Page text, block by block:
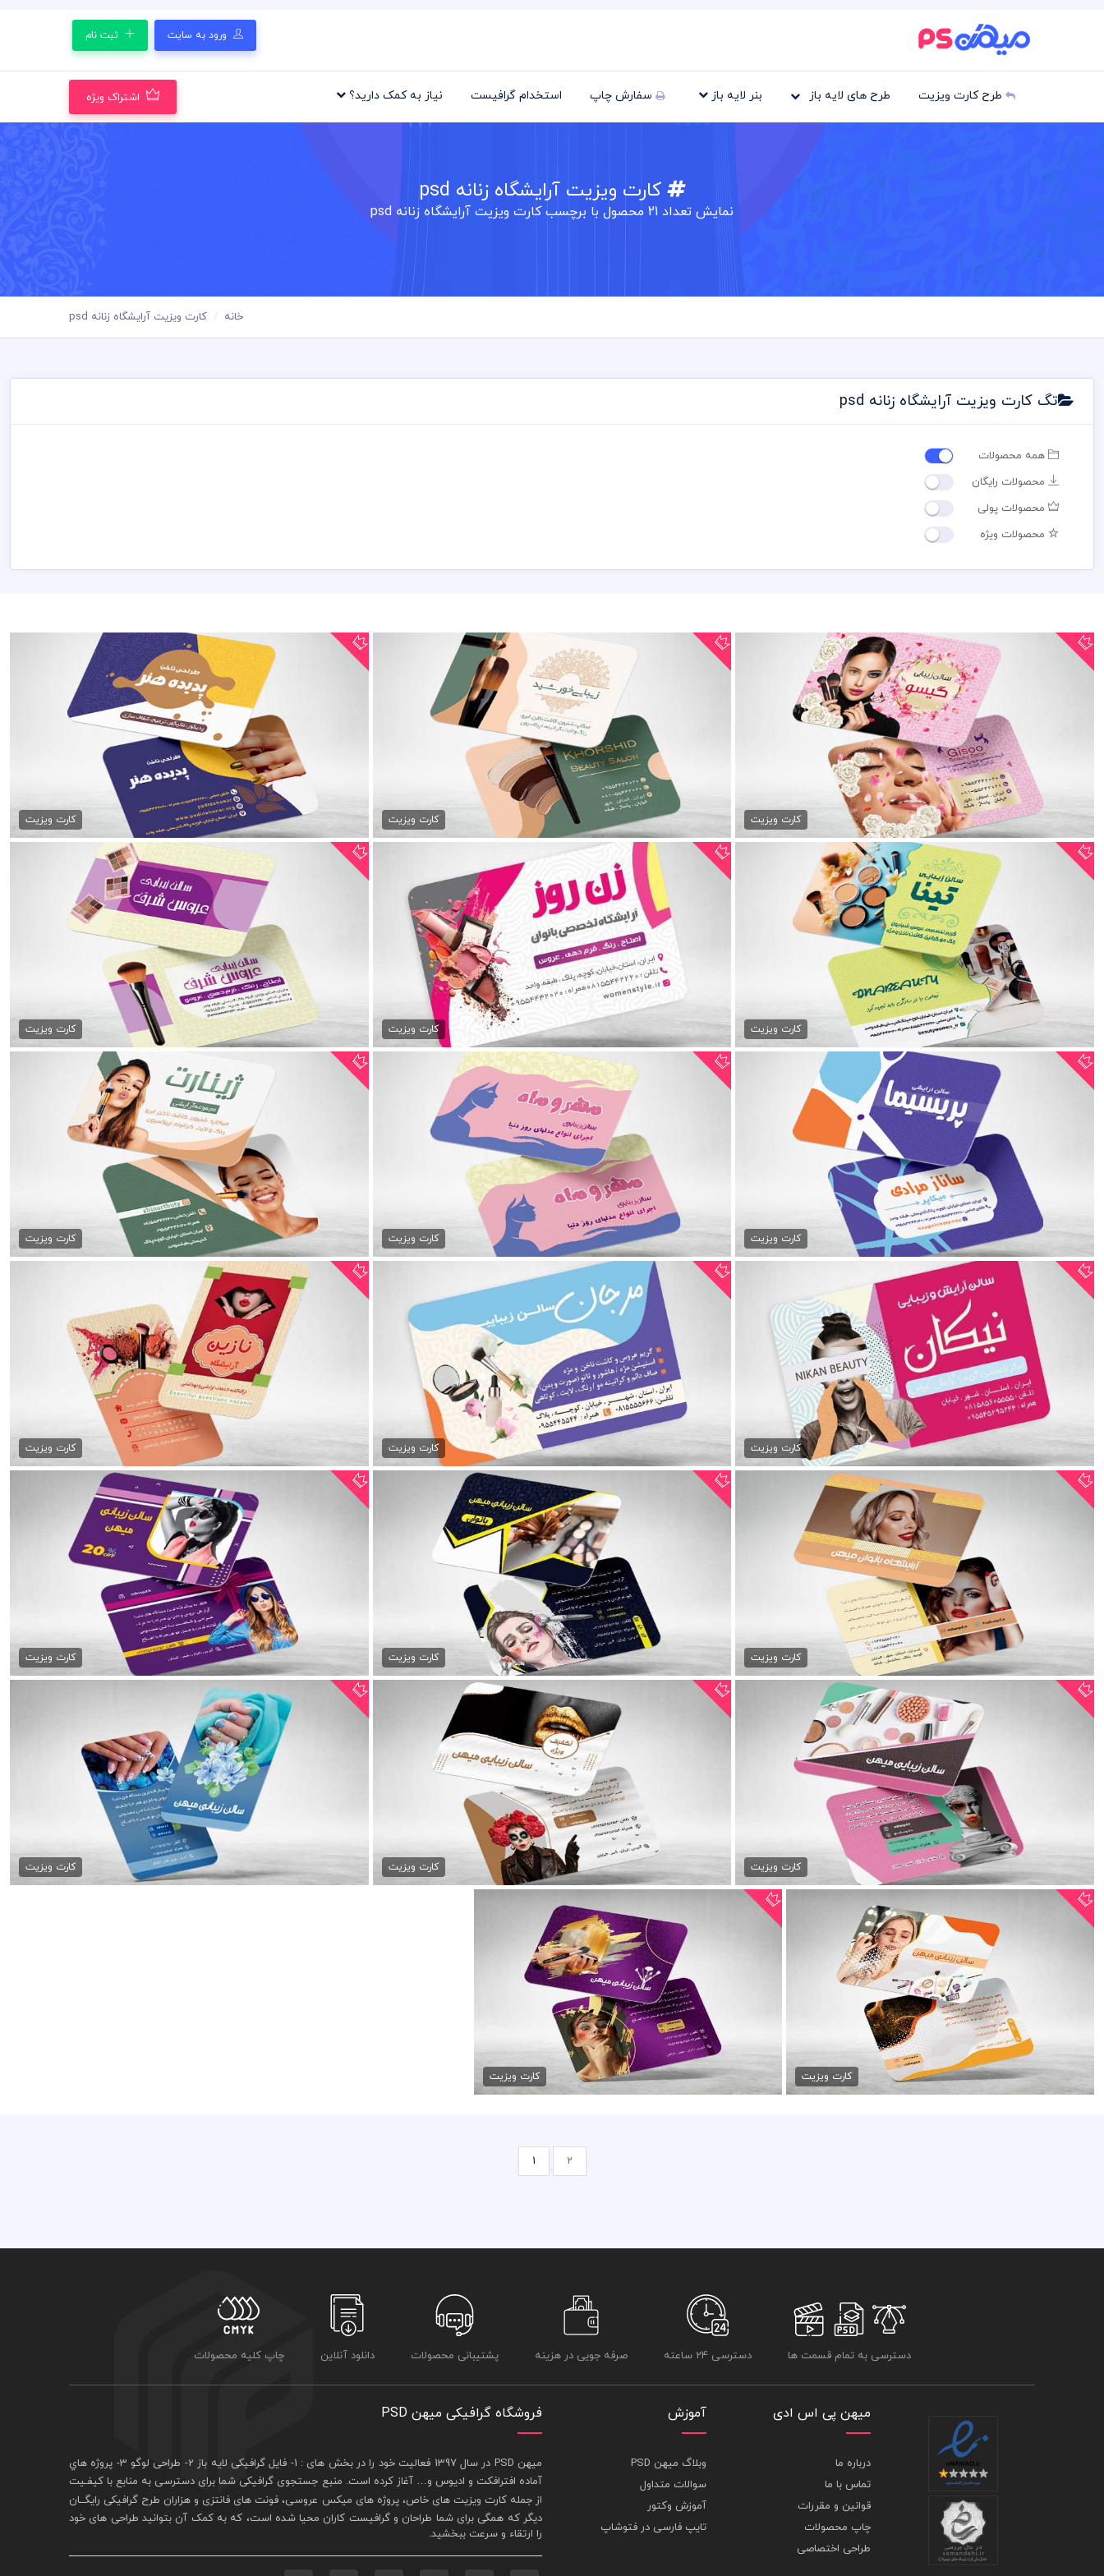
ورود به سایت ثبت نام
طرح کارت ویزیت طرح های لایه باز بنر لایه باز سفارش چاپ استخدام گرافیست نیاز به کمک دارید؟ اشتراک ویژه
کارت ویزیت آرایشگاه زنانه psd
نمایش تعداد 21 محصول با برچسب کارت ویزیت آرایشگاه زنانه psd
خانه کارت ویزیت آرایشگاه زنانه psd
تگ کارت ویزیت آرایشگاه زنانه psd
همه محصولات
محصولات رایگان
محصولات پولی
محصولات ویژه
کارت ویزیت رنگی آرایشگاه...
79,000 تومان
کارت ویزیت
کارت ویزیت آماده آرایشگاه...
79,000 تومان
کارت ویزیت
کارت ویزیت آرایشگاه PSD
79,000 تومان
کارت ویزیت
کارت ویزیت آرایشگاه زنانه...
79,000 تومان
کارت ویزیت
کارت ویزیت آرایشگاه بانوان...
کارت ویزیت
کارت ویزیت آرایشگاه زنانه...
79,000 تومان
کارت ویزیت
کارت ویزیت آرایشگاه زنانه...
79,000 تومان
کارت ویزیت
کارت ویزیت رنگی آرایشگاه
کارت ویزیت
کارت ویزیت آرایشگاه زنانه
79,000 تومان
کارت ویزیت
طرح کارت ویزیت سالن زیبایی
79,000 تومان
کارت ویزیت
کارت ویزیت آرایشگاه زنانه
79,000 تومان
کارت ویزیت
کارت ویزیت آرایشگاه زنانه
79,000 تومان
کارت ویزیت
طرح کارت ویزیت آرایشگاه...
79,000 تومان
کارت ویزیت
کارت ویزیت آرایشگاه زنانه...
79,000 تومان
کارت ویزیت
کارت ویزیت psd آرایشگاه...
79,000 تومان
کارت ویزیت
طرح کارت ویزیت آرایشگاه...
79,000 تومان
کارت ویزیت
کارت ویزیت آرایشگاه زنانه
79,000 تومان
کارت ویزیت
دانلود psd کارت ویزیت...
79,000 تومان
کارت ویزیت
طرح psd کارت ویزیت آرایشگاه...
کارت ویزیت
کارت ویزیت لایه باز...
79,000 تومان
کارت ویزیت
1 2
دسترسی به تمام قسمت ها دسترسی 24 ساعته صرفه جویی در هزینه پشتیبانی محصولات دانلود آنلاین چاپ کلیه محصولات
میهن پی اس ادی
درباره ما
تماس با ما
قوانین و مقررات
چاپ محصولات
طراحی اختصاصی
آموزش
وبلاگ میهن PSD
سوالات متداول
آموزش وکتور
تایپ فارسی در فتوشاپ
فروشگاه گرافیکی میهن PSD
ميهن PSD در سال 1397 فعاليت خود را در بخش های : 1- فايل گرافيکی لايه باز
2- طراحی لوگو 3- پروژه هاي
آماده افترافکت و اديوس و… آغاز کرده است. منبع جستجوی گرافيکی شما برای دسترسی به منابع با کيفـيت
از جملهکارت ويزيت های خاص، پروژه های ميکس عروسی، فونت های فانتزی و هزاران طرح گرافیکی رايگــان
ديگر که همگی برای شما طراحان و گرافيست کاران محيا شده است، که به کمک آن بتوانيد طراحی های خود
را ارتقاء و سرعت ببخشيد.